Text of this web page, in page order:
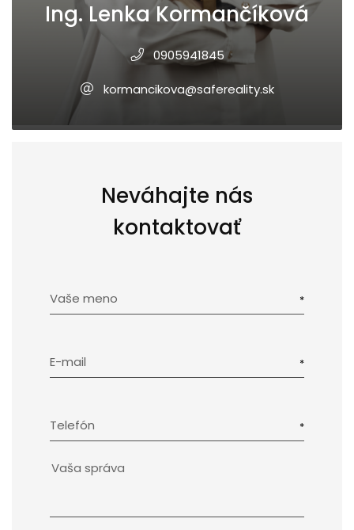
Ing. Lenka Kormančíková
0905941845
kormancikova@safereality.sk
Neváhajte nás
kontaktovať
Vaše meno
E-mail
Telefón